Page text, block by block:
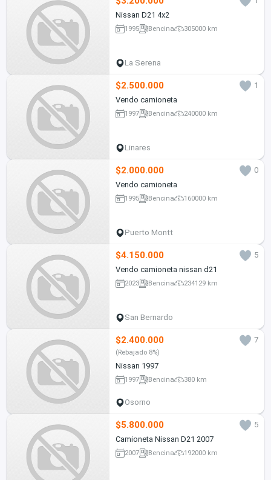
Nissan D21 4x2
1995 Bencina 305000 km
La Serena
$2.500.000
1
Vendo camioneta
1997 Bencina 240000 km
Linares
$2.000.000
0
Vendo camioneta
1995 Bencina 160000 km
Puerto Montt
$4.150.000
5
Vendo camioneta nissan d21
2023 Bencina 234129 km
San Bernardo
$2.400.000 7
(Rebajado 8%)
Nissan 1997
1997 Bencina 380 km
Osorno
$5.800.000
5
Camioneta Nissan D21 2007
2007 Bencina 192000 km